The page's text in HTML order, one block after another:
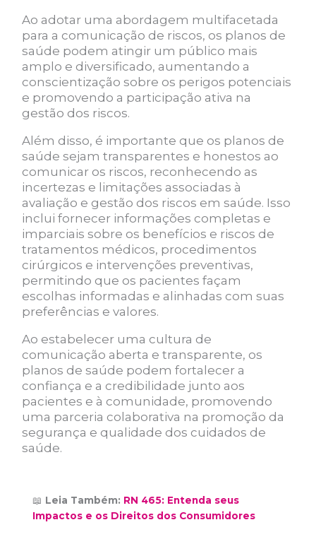
Ao adotar uma abordagem multifacetada
para a comunicação de riscos, os planos de
saúde podem atingir um público mais
amplo e diversificado, aumentando a
conscientização sobre os perigos potenciais
e promovendo a participação ativa na
gestão dos riscos.
Além disso, é importante que os planos de
saúde sejam transparentes e honestos ao
comunicar os riscos, reconhecendo as
incertezas e limitações associadas à
avaliação e gestão dos riscos em saúde. Isso
inclui fornecer informações completas e
imparciais sobre os benefícios e riscos de
tratamentos médicos, procedimentos
cirúrgicos e intervenções preventivas,
permitindo que os pacientes façam
escolhas informadas e alinhadas com suas
preferências e valores.
Ao estabelecer uma cultura de
comunicação aberta e transparente, os
planos de saúde podem fortalecer a
confiança e a credibilidade junto aos
pacientes e à comunidade, promovendo
uma parceria colaborativa na promoção da
segurança e qualidade dos cuidados de
saúde.
📖 Leia Também: RN 465: Entenda seus
Impactos e os Direitos dos Consumidores